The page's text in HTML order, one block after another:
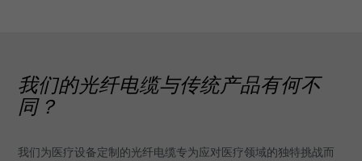
按图生产
系统技术/模块组装
个性化物流方案
我们的光纤电缆与传统产品有何不
同？
我们为医疗设备定制的光纤电缆专为应对医疗领域的独特挑战而